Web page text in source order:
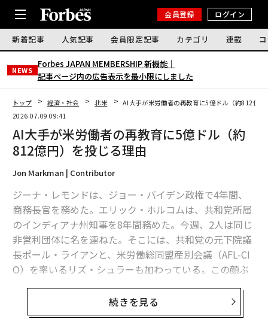
会員登録 ログイン
新着記事 人気記事 会員限定記事 カテゴリ 連載
NEWS
Forbes JAPAN MEMBERSHIP 新機能｜
記事ページ内の広告表示を最小限にしました
トップ 経済・社会 北米
AI大手が米労働者の再教育に5億ドル（約812億円
2026.07.09 09:41
AI大手が米労働者の再教育に5億ドル（約
812億円）を投じる理由
Jon Markman | Contributor
ジーナ・レモンドは、ジョー・バイデン政権で4年間、
商務長官を務めた。エリック・ホルコムは、共和党所属
のインディアナ州知事を8年間務めた。今週、2人は同じ
非営利団体に名を連ねた。そこには、共和党の元下院議
長ポール・ライアンと、米労働総同盟産別会議（AFL-CI
O）を率いるリズ・シュラーも加わっている。この顔ぶ
れを一室に集めたのは5億ドル（約812億円）の基金であ
り、人工知能（AI）分野の最大手4社が最初の資金を拠出
した。
続きを見る